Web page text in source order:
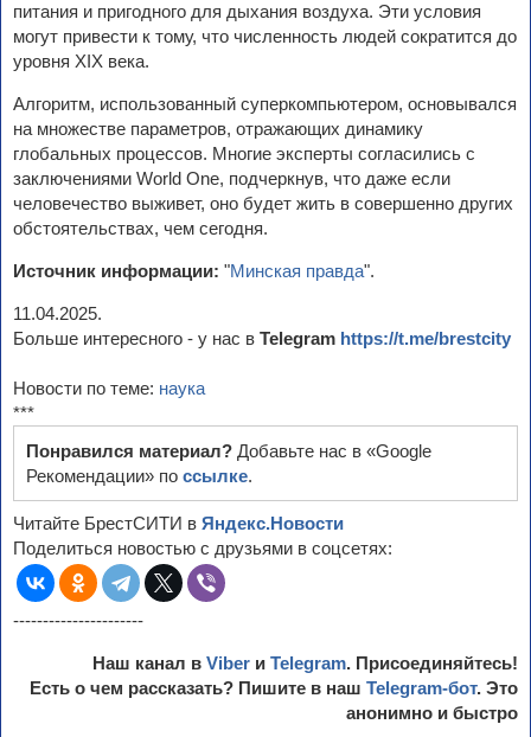
питания и пригодного для дыхания воздуха. Эти условия
могут привести к тому, что численность людей сократится до
уровня XIX века.
Алгоритм, использованный суперкомпьютером, основывался
на множестве параметров, отражающих динамику
глобальных процессов. Многие эксперты согласились с
заключениями World One, подчеркнув, что даже если
человечество выживет, оно будет жить в совершенно других
обстоятельствах, чем сегодня.
Источник информации: "Минская правда".
11.04.2025.
Больше интересного - у нас в Telegram https://t.me/brestcity
Новости по теме: наука
***
Понравился материал? Добавьте нас в «Google
Рекомендации» по ссылке.
Читайте БрестСИТИ в Яндекс.Новости
Поделиться новостью с друзьями в соцсетях:
----------------------
Наш канал в Viber и Telegram. Присоединяйтесь!
Есть о чем рассказать? Пишите в наш Telegram-бот. Это
анонимно и быстро